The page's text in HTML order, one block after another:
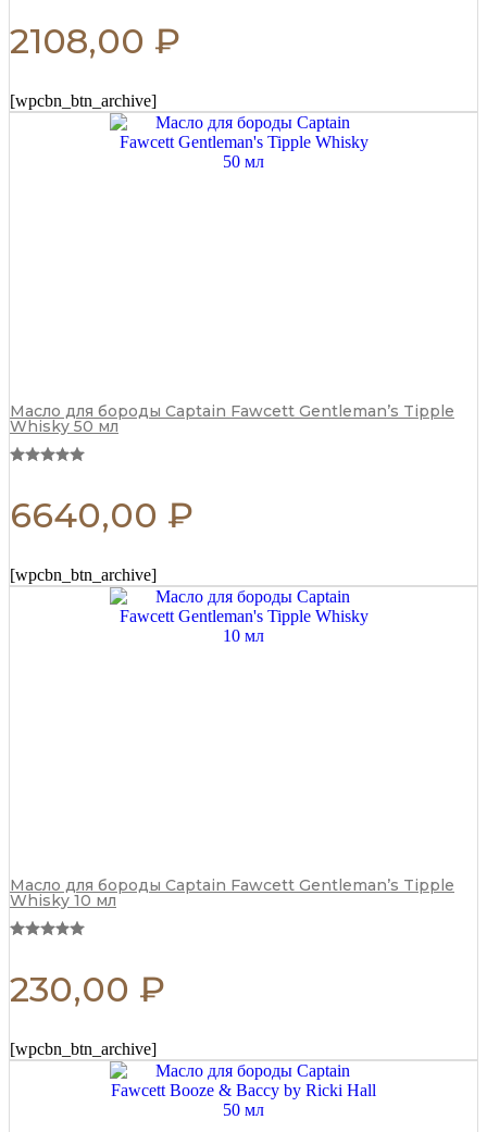
2108,00 ₽
[wpcbn_btn_archive]
Масло для бороды Captain Fawcett Gentleman’s Tipple
Whisky 50 мл
6640,00 ₽
[wpcbn_btn_archive]
Масло для бороды Captain Fawcett Gentleman’s Tipple
Whisky 10 мл
230,00 ₽
[wpcbn_btn_archive]